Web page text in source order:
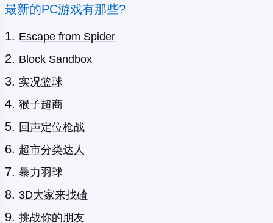
最新的PC游戏有那些?
Escape from Spider
Block Sandbox
实况篮球
猴子超商
回声定位枪战
超市分类达人
暴力羽球
3D大家来找碴
挑战你的朋友